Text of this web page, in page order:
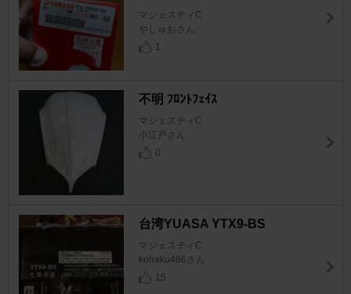
マジェスティC
やしゅおさん
1
不明 ﾌﾛﾝﾄﾌｪｲｽ
マジェスティC
小江戸さん
0
台湾YUASA YTX9-BS
マジェスティC
kohaku466さん
15